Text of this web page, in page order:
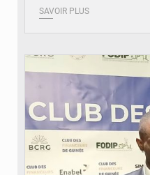
SAVOIR PLUS